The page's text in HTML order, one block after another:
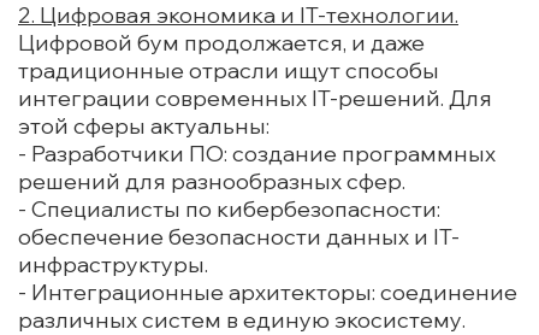
2. Цифровая экономика и IT-технологии.
Цифровой бум продолжается, и даже
традиционные отрасли ищут способы
интеграции современных IT-решений. Для
этой сферы актуальны:
- Разработчики ПО: создание программных
решений для разнообразных сфер.
- Специалисты по кибербезопасности:
обеспечение безопасности данных и IT-
инфраструктуры.
- Интеграционные архитекторы: соединение
различных систем в единую экосистему.